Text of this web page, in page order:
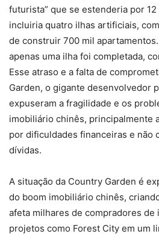
futurista” que se estenderia por
incluiria quatro ilhas artificiais,
de construir 700 mil
apenas uma ilha foi completada,
Esse atraso e a falta de
Garden, o gigante desenvolvedor
expuseram a fragilidade e os
imobiliário chinês, principalmente
por dificuldades financeiras e não
dívidas.
A situação da Country Garden é
do boom imobiliário chinês,
afeta milhares de compradores de
projetos como Forest City em um